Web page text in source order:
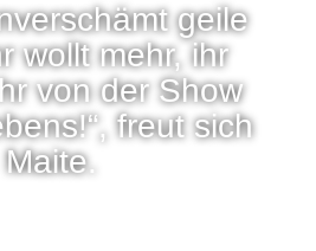
geile
wollt mehr, ihr
von der Show
freut sich
Maite.